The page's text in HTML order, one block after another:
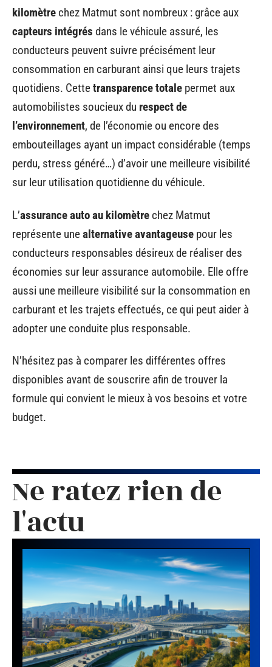
kilomètre chez Matmut sont nombreux : grâce aux
capteurs intégrés dans le véhicule assuré, les
conducteurs peuvent suivre précisément leur
consommation en carburant ainsi que leurs trajets
quotidiens. Cettetransparence totale permet aux
automobilistes soucieux du respect de
l’environnement, de l’économie ou encore des
embouteillages ayant un impact considérable (temps
perdu, stress généré…) d’avoir une meilleure visibilité
sur leur utilisation quotidienne du véhicule.
L’assurance auto au kilomètre chez Matmut
représente unealternative avantageuse pour les
conducteurs responsables désireux de réaliser des
économies sur leur assurance automobile. Elle offre
aussi une meilleure visibilité sur la consommation en
carburant et les trajets effectués, ce qui peut aider à
adopter une conduite plus responsable.
N’hésitez pas à comparer les différentes offres
disponibles avant de souscrire afin de trouver la
formule qui convient le mieux à vos besoins et votre
budget.
Ne ratez rien de
l'actu